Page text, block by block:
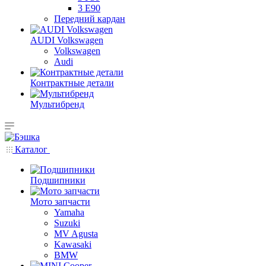
3 E90
Передний кардан
AUDI Volkswagen
Volkswagen
Audi
Контрактные детали
Мультибренд
Каталог
Подшипники
Мото запчасти
Yamaha
Suzuki
MV Agusta
Kawasaki
BMW